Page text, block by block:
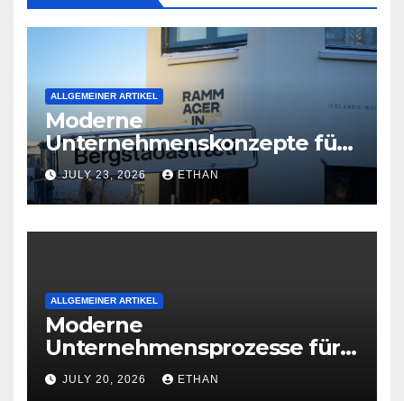
ALLGEMEINER ARTIKEL
Moderne
Unternehmenskonzepte für
wirtschaftliche
Organisationsreife
JULY 23, 2026 ETHAN
ALLGEMEINER ARTIKEL
Moderne
Unternehmensprozesse für
nachhaltige
Betriebsentwicklung
JULY 20, 2026 ETHAN